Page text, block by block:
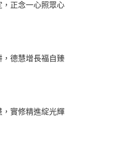
正念一心照眾心
德慧增長福自臻
，實修精進綻光輝